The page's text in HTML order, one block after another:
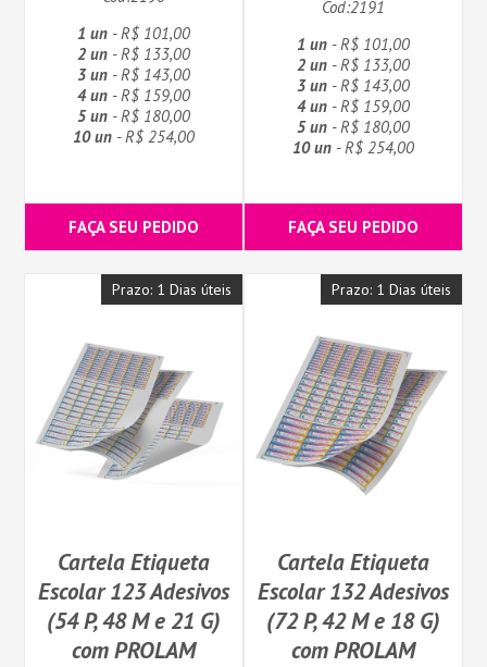
1 un - R$ 101,00
2 un - R$ 133,00
3 un - R$ 143,00
4 un - R$ 159,00
5 un - R$ 180,00
10 un - R$ 254,00
FAÇA SEU PEDIDO
Cod:2191
1 un- R$ 101,00
2 un- R$ 133,00
3 un- R$ 143,00
4 un- R$ 159,00
5 un- R$ 180,00
10 un- R$ 254,00
FAÇA SEU PEDIDO
Prazo: 1 Dias úteis
Cartela Etiqueta
Escolar 123 Adesivos
(54 P, 48 M e 21 G)
com PROLAM
Prazo: 1 Dias úteis
Cartela Etiqueta
Escolar 132 Adesivos
(72 P, 42 M e 18 G)
com PROLAM